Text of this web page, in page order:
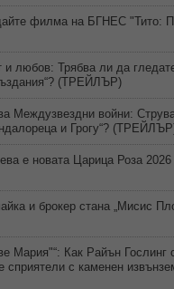
филма на БГНЕС "Тито:
и любов: Трябва ли да
(ТРЕЙЛЪР)
Междузвездни войни:
и Грогу“?
е новата Царица Роза 2026
и брокер стана „Мисис
Мария"“: Как Райън Гослинг
сприятели с каменен